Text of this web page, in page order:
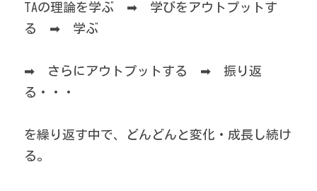
TAの理論を学ぶ　➡　学びをアウトプットす
る　➡　学ぶ
➡　さらにアウトプットする　➡　振り返
る・・・
を繰り返す中で、どんどんと変化・成長し続け
る。